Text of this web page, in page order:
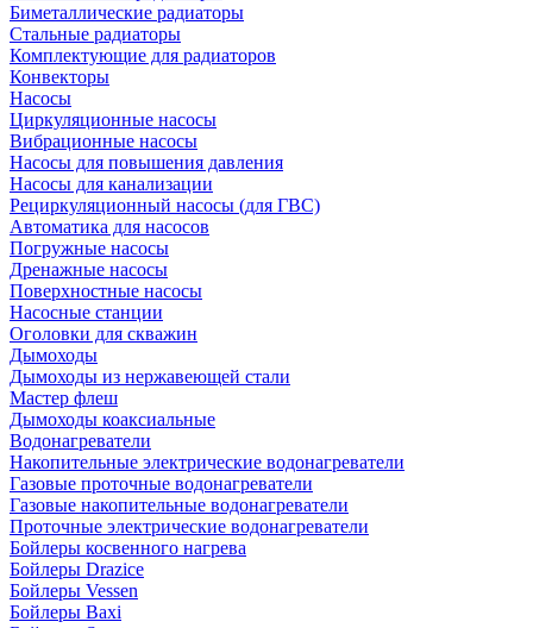
Биметаллические радиаторы
Стальные радиаторы
Комплектующие для радиаторов
Конвекторы
Насосы
Циркуляционные насосы
Вибрационные насосы
Насосы для повышения давления
Насосы для канализации
Рециркуляционный насосы (для ГВС)
Автоматика для насосов
Погружные насосы
Дренажные насосы
Поверхностные насосы
Насосные станции
Оголовки для скважин
Дымоходы
Дымоходы из нержавеющей стали
Мастер флеш
Дымоходы коаксиальные
Водонагреватели
Накопительные электрические водонагреватели
Газовые проточные водонагреватели
Газовые накопительные водонагреватели
Проточные электрические водонагреватели
Бойлеры косвенного нагрева
Бойлеры Drazice
Бойлеры Vessen
Бойлеры Baxi